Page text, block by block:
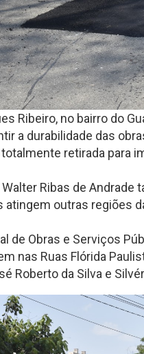
Ribeiro, no bairro do
a durabilidade das
retirada para
Ribas de
atingem outras regiões
de Obras e Serviços
nas Ruas Flórida
Roberto da Silva e